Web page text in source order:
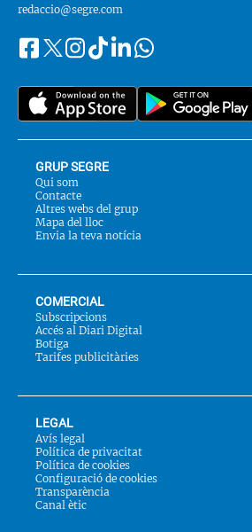
redaccio@segre.com
Segueix-
a::
FacebookInstagram
TiktokLinkedinWhatsapp
GRUP SEGRE
Qui som
Contacte
Altres webs del grup
Mapa del lloc
Envia la teva notícia
COMERCIAL
Subscripcions
Accés al Diari Digital
Botiga
Tarifes publicitàries
LEGAL
Avís legal
Política de privacitat
Política de cookies
Configuració de cookies
Transparència
Canal ètic